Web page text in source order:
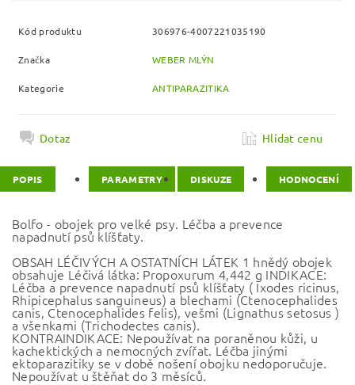
Kód produktu 306976-4007221035190
Značka WEBER MLÝN
Kategorie ANTIPARAZITIKA
Dotaz Hlídat cenu
POPIS PARAMETRY DISKUZE HODNOCENÍ
Bolfo - obojek pro velké psy. Léčba a prevence
napadnutí psů klíšťaty.
OBSAH LÉČIVÝCH A OSTATNÍCH LÁTEK 1 hnědý obojek
obsahuje Léčivá látka: Propoxurum 4,442 g INDIKACE:
Léčba a prevence napadnutí psů klíšťaty ( Ixodes ricinus,
Rhipicephalus sanguineus) a blechami (Ctenocephalides
canis, Ctenocephalides felis), vešmi (Lignathus setosus )
a všenkami (Trichodectes canis).
KONTRAINDIKACE: Nepoužívat na poraněnou kůži, u
kachektických a nemocných zvířat. Léčba jinými
ektoparazitiky se v době nošení obojku nedoporučuje.
Nepoužívat u štěňat do 3 měsíců.